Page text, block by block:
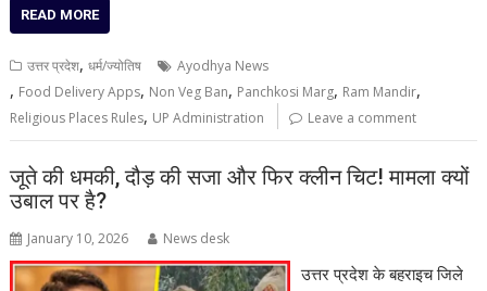
READ MORE
उत्तर प्रदेश,धर्म/ज्योतिष Ayodhya News
, Food Delivery Apps, Non Veg Ban, Panchkosi Marg, Ram Mandir,
Religious Places Rules, UP Administration Leave a comment
जूते की धमकी, दौड़ की सजा और फिर क्लीन चिट! मामला क्यों
उबाल पर है?
January 10, 2026 News desk
उत्तर प्रदेश के बहराइच जिले